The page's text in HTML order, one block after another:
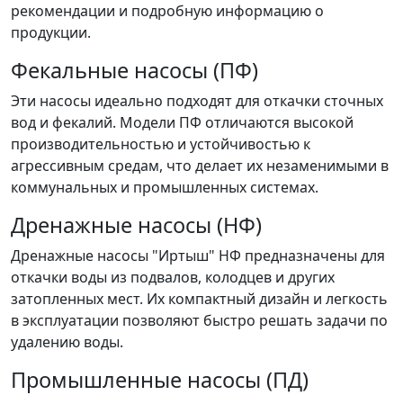
рекомендации и подробную информацию о
продукции.
Фекальные насосы (ПФ)
Эти насосы идеально подходят для откачки сточных
вод и фекалий. Модели ПФ отличаются высокой
производительностью и устойчивостью к
агрессивным средам, что делает их незаменимыми в
коммунальных и промышленных системах.
Дренажные насосы (НФ)
Дренажные насосы "Иртыш" НФ предназначены для
откачки воды из подвалов, колодцев и других
затопленных мест. Их компактный дизайн и легкость
в эксплуатации позволяют быстро решать задачи по
удалению воды.
Промышленные насосы (ПД)